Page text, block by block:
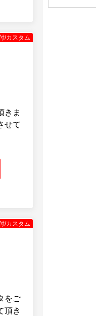
/カスタム
きま
せて
/カスタム
をご
頂き